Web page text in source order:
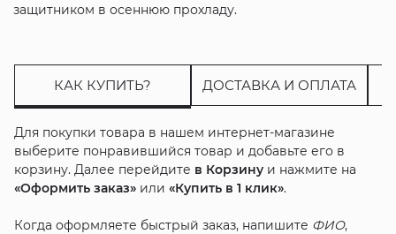
защитником в осеннюю прохладу.
КАК КУПИТЬ? ДОСТАВКА И ОПЛАТА
Для покупки товара в нашем интернет-магазине
выберите понравившийся товар и добавьте его в
корзину. Далее перейдите в Корзинуи нажмите на
«Оформить заказ»или «Купить в 1 клик».
Когда оформляете быстрый заказ, напишите ФИО,